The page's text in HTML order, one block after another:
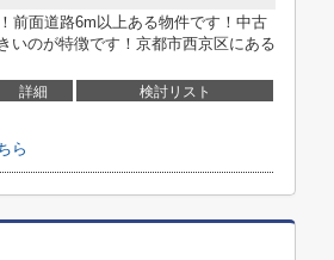
前面道路6m以上ある物件です！中古
いのが特徴です！京都市西京区にある
詳細 検討リスト
ら